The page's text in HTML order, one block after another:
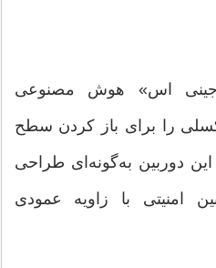
«جینی اس» هوش مصنوعی
و وضوح ۵مگاپیکسلی را برای باز کردن سطح
دوربین به‌گونه‌ای طراحی
با زاویه عمودی